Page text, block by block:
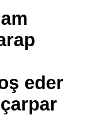
eder